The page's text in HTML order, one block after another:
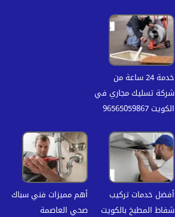
خدمة 24 ساعة من
شركة تسليك مجاري في
الكويت 96565059867
أفضل خدمات تركيب
شفاط المطبخ بالكويت
أهم مميزات فني سباك
صحي العاصمة